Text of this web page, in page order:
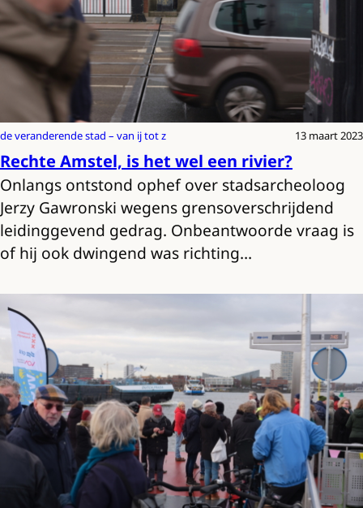
de veranderende stad – van ij tot z 13 maart 2023
Rechte Amstel, is het wel een rivier?
Onlangs ontstond ophef over stadsarcheoloog
Jerzy Gawronski wegens grensoverschrijdend
leidinggevend gedrag. Onbeantwoorde vraag is
of hij ook dwingend was richting…